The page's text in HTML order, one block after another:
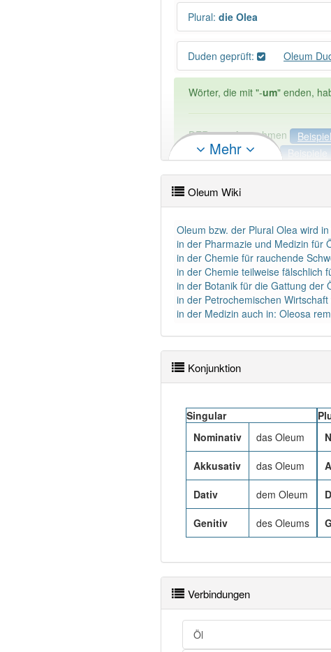
Plural: die Olea
Duden geprüft: Oleum
Wörter, die mit "-um" enden,
DER:505Ausnahmen
DIE: 22Ausnahmen Beispiele
Wörter mit Endung -oleum: 4
Das Wort wird häufig
Mehr
Oleum Wiki
Oleum bzw. der Plural Olea wird
in der Pharmazie und Medizin für
in der Chemie für rauchende
in der Chemie teilweise fälschlich
in der Botanik für die Gattung der
in der Petrochemischen
in der Medizin auch in: Oleosa
Konjunktion
Singular
Nominativ
das Oleum
Akkusativ das Oleum
Dativ dem Oleum
Genitiv des Oleums
Verbindungen
Öl